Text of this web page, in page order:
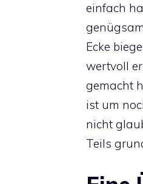
einfach
Ecke
wertvoll
gemacht
ist um
nicht
Teils